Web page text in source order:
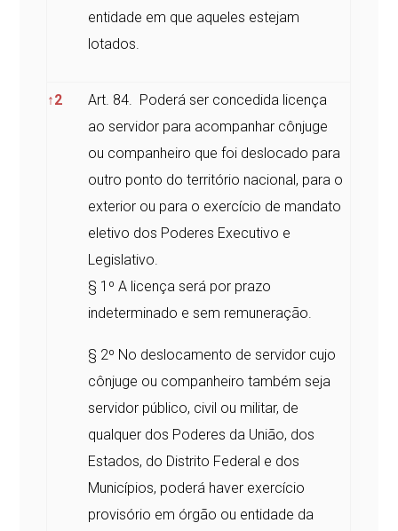
entidade em que aqueles estejam
lotados.
↑2
Art. 84. Poderá ser concedida licença
ao servidor para acompanhar cônjuge
ou companheiro que foi deslocado para
outro ponto do território nacional, para o
exterior ou para o exercício de mandato
eletivo dos Poderes Executivo e
Legislativo.
§ 1º A licença será por prazo
indeterminado e sem remuneração.
§ 2º No deslocamento de servidor cujo
cônjuge ou companheiro também seja
servidor público, civil ou militar, de
qualquer dos Poderes da União, dos
Estados, do Distrito Federal e dos
Municípios, poderá haver exercício
provisório em órgão ou entidade da